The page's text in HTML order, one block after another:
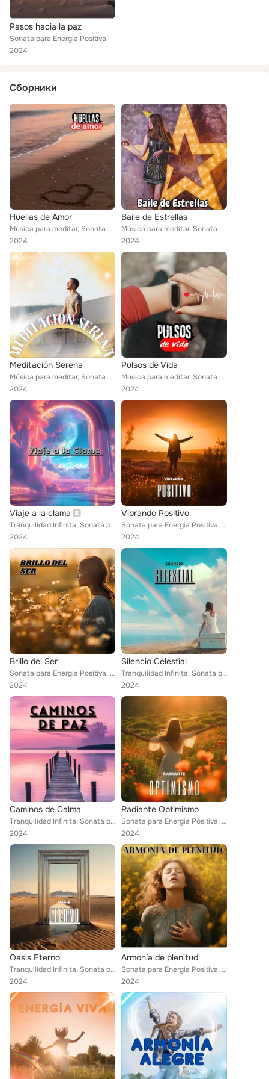
Pasos hacia la paz
Sonata para Energia Positiva
2024
Сборники
Huellas de Amor
Música para meditar, Sonata para Energia Positiva
2024
Baile de Estrellas
Música para meditar, Sonata para Energia Positiva
2024
Meditación Serena
Música para meditar, Sonata para Energia Positiva
2024
Pulsos de Vida
Música para meditar, Sonata para Energia Positiva
2024
Viaje a la clama
Tranquilidad Infinita, Sonata para Energia Positiva
2024
Vibrando Positivo
Sonata para Energia Positiva, Musica para ambientar la casa, Musica para la paz de un hogar
2024
Brillo del Ser
Sonata para Energia Positiva, Musica para ambientar la casa, Musica para la paz de un hogar
2024
Silencio Celestial
Tranquilidad Infinita, Sonata para Energia Positiva
2024
Caminos de Calma
Tranquilidad Infinita, Sonata para Energia Positiva
2024
Radiante Optimismo
Sonata para Energia Positiva, Musica para ambientar la casa, Musica para la paz de un hogar
2024
Oasis Eterno
Tranquilidad Infinita, Sonata para Energia Positiva
2024
Armonía de plenitud
Sonata para Energia Positiva, Musica para ambientar la casa, Musica para la paz de un hogar
2024